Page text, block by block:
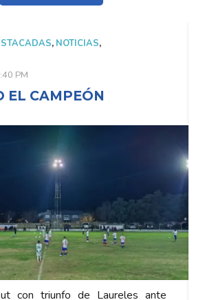
,DESTACADAS,
26 10:57:40 PM
EL CAMPEÓN
debut con triunfo de Laureles